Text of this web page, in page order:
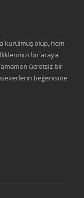
kurulmuş olup, hem
bir araya
ücretsiz bir
beğenisine